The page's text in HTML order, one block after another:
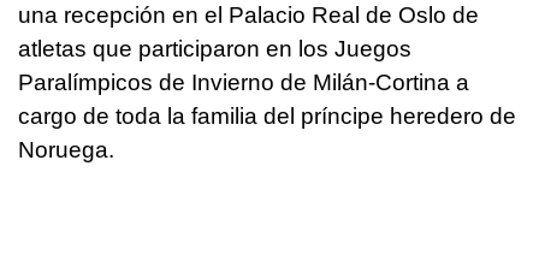
una recepción en el Palacio Real de Oslo de
atletas que participaron en los Juegos
Paralímpicos de Invierno de Milán-Cortina a
cargo de toda la familia del príncipe heredero de
Noruega.